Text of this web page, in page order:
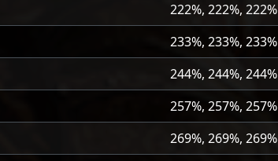
222%, 222%, 222%
233%, 233%, 233%
244%, 244%, 244%
257%, 257%, 257%
269%, 269%, 269%